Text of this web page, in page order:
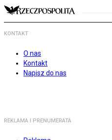
KONTAKT
O nas
Kontakt
Napisz do nas
REKLAMA I PRENUMERATA